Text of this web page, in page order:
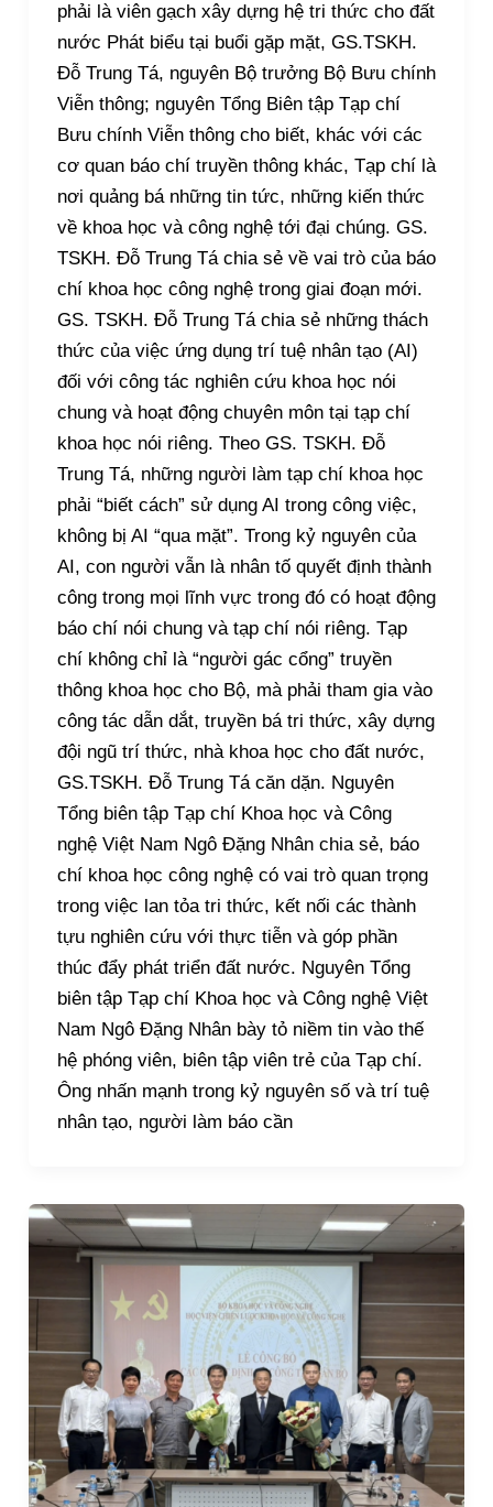
phải là viên gạch xây dựng hệ tri thức cho đất
nước Phát biểu tại buổi gặp mặt, GS.TSKH.
Đỗ Trung Tá, nguyên Bộ trưởng Bộ Bưu chính
Viễn thông; nguyên Tổng Biên tập Tạp chí
Bưu chính Viễn thông cho biết, khác với các
cơ quan báo chí truyền thông khác, Tạp chí là
nơi quảng bá những tin tức, những kiến thức
về khoa học và công nghệ tới đại chúng. GS.
TSKH. Đỗ Trung Tá chia sẻ về vai trò của báo
chí khoa học công nghệ trong giai đoạn mới.
GS. TSKH. Đỗ Trung Tá chia sẻ những thách
thức của việc ứng dụng trí tuệ nhân tạo (AI)
đối với công tác nghiên cứu khoa học nói
chung và hoạt động chuyên môn tại tạp chí
khoa học nói riêng. Theo GS. TSKH. Đỗ
Trung Tá, những người làm tạp chí khoa học
phải “biết cách” sử dụng AI trong công việc,
không bị AI “qua mặt”. Trong kỷ nguyên của
AI, con người vẫn là nhân tố quyết định thành
công trong mọi lĩnh vực trong đó có hoạt động
báo chí nói chung và tạp chí nói riêng. Tạp
chí không chỉ là “người gác cổng” truyền
thông khoa học cho Bộ, mà phải tham gia vào
công tác dẫn dắt, truyền bá tri thức, xây dựng
đội ngũ trí thức, nhà khoa học cho đất nước,
GS.TSKH. Đỗ Trung Tá căn dặn. Nguyên
Tổng biên tập Tạp chí Khoa học và Công
nghệ Việt Nam Ngô Đặng Nhân chia sẻ, báo
chí khoa học công nghệ có vai trò quan trọng
trong việc lan tỏa tri thức, kết nối các thành
tựu nghiên cứu với thực tiễn và góp phần
thúc đẩy phát triển đất nước. Nguyên Tổng
biên tập Tạp chí Khoa học và Công nghệ Việt
Nam Ngô Đặng Nhân bày tỏ niềm tin vào thế
hệ phóng viên, biên tập viên trẻ của Tạp chí.
Ông nhấn mạnh trong kỷ nguyên số và trí tuệ
nhân tạo, người làm báo cần